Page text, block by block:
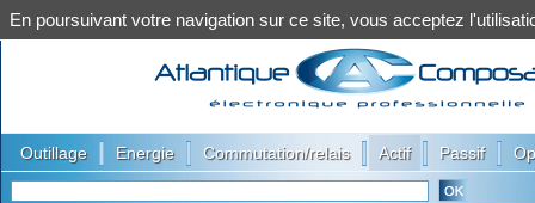
Outillage Energie Commutation/relais Actif Passif
En poursuivant votre navigation sur ce site, vous acceptez